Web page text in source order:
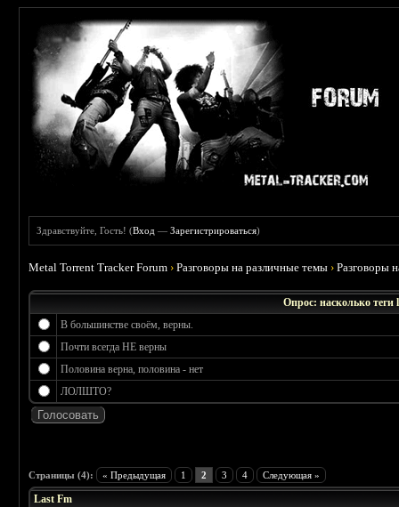
Здравствуйте, Гость! (Вход —Зарегистрироваться)
Metal Torrent Tracker Forum ›Разговоры на различные темы ›Разговоры
Опрос: насколько теги
В большинстве своём, верны.
Почти всегда НЕ верны
Половина верна, половина - нет
ЛОЛШТО?
Страницы (4): « Предыдущая 1 2 3 4 Следующая »
Last Fm